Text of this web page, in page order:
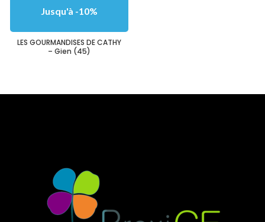
Jusqu'à -10%
LES GOURMANDISES DE CATHY
– Gien (45)